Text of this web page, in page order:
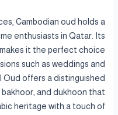
Cambodian oud holds a
enthusiasts in Qatar. Its
it the perfect choice
such as weddings and
Oud offers a distinguished
and dukhoon that
heritage with a touch of